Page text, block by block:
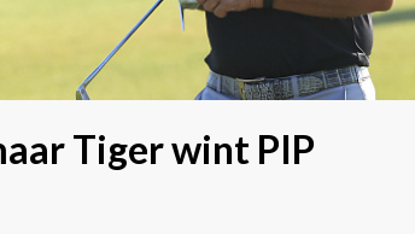
Tiger wint PIP